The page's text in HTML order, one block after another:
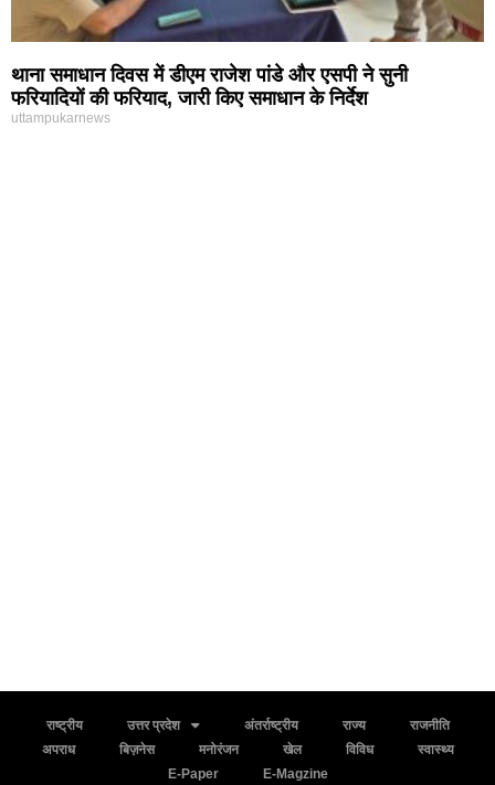
थाना समाधान दिवस में डीएम राजेश पांडे और एसपी ने सुनी
फरियादियों की फरियाद, जारी किए समाधान के निर्देश
uttampukarnews
राष्ट्रीय उत्तर प्रदेश अंतर्राष्ट्रीय राज्य
राजनीति
अपराध
बिज़नेस मनोरंजन खेल विविध
स्वास्थ्य
E-Paper
E-Magzine